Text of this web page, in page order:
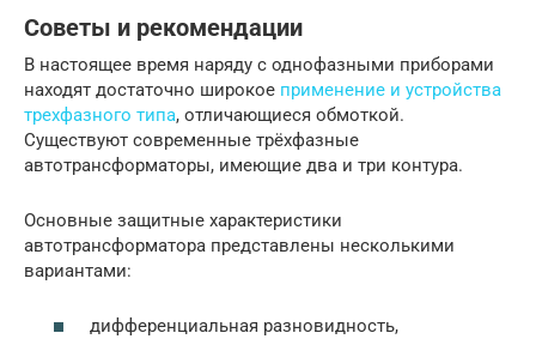
Советы и рекомендации
В настоящее время наряду с однофазными приборами
находят достаточно широкое применение и устройства
трехфазного типа, отличающиеся обмоткой.
Существуют современные трёхфазные
автотрансформаторы, имеющие два и три контура.
Основные защитные характеристики
автотрансформатора представлены несколькими
вариантами:
дифференциальная разновидность,